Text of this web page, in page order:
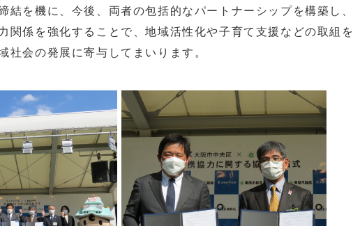
結を機に、今後、両者の包括的なパートナーシップを構築し、
関係を強化することで、地域活性化や子育て支援などの取組を
社会の発展に寄与してまいります。